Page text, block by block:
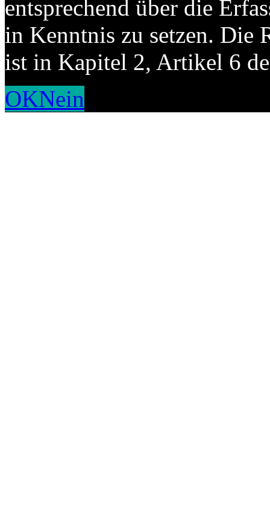
entsprechend über die
in Kenntnis zu setzen. Die
ist in Kapitel 2, Artikel 6
OKNein